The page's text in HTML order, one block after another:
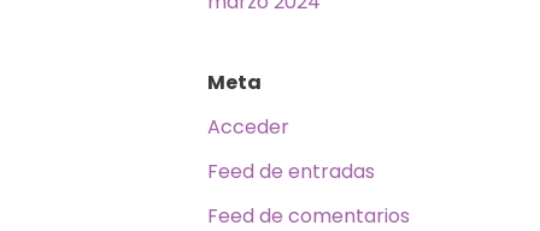
Meta
Acceder
Feed de entradas
Feed de comentarios